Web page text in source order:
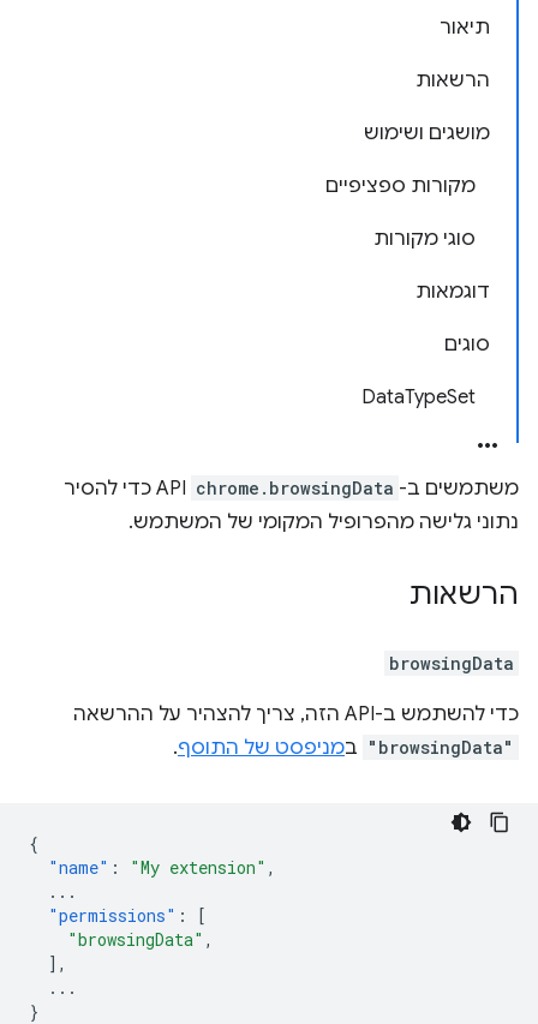
תיאור
הרשאות
מושגים ושימוש
מקורות ספציפיים
סוגי מקורות
דוגמאות
סוגים
DataTypeSet
משתמשים ב- chrome.browsingData
API כדי להסיר
נתוני גלישה מהפרופיל המקומי של המשתמש.
הרשאות
browsingData
כדי להשתמש ב-API הזה, צריך להצהיר על ההרשאה
"browsingData" במניפסט של התוסף.
{
"name" : "My extension" ,
...
"permissions" :
[
"browsingData" ,
],
...
}